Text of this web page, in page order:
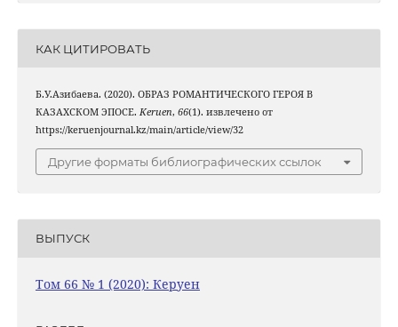
КАК ЦИТИРОВАТЬ
Б.У.Азибаева. (2020). ОБРАЗ РОМАНТИЧЕСКОГО ГЕРОЯ В
КАЗАХСКОМ ЭПОСЕ. Keruen, 66(1). извлечено от
https://keruenjournal.kz/main/article/view/32
Другие форматы библиографических ссылок
ВЫПУСК
Том 66 № 1 (2020): Керуен